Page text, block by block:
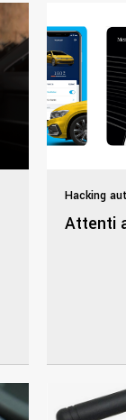
Hacking
Attenti